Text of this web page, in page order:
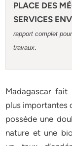
PLACE DES
SERVICES
rapport complet
travaux.
Madagascar
plus importantes
possède une
nature et une